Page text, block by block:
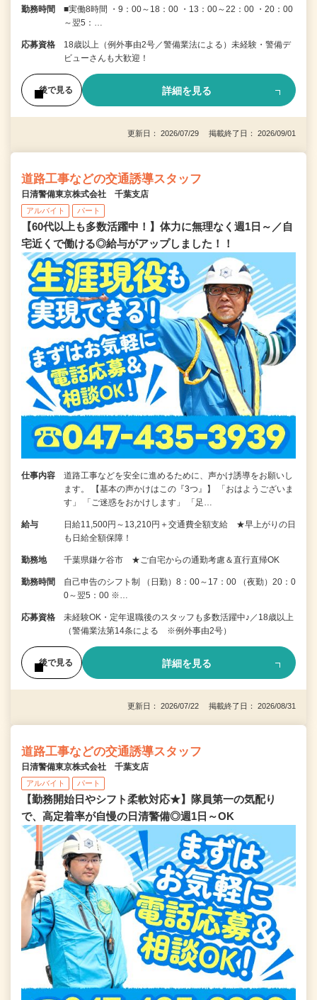
勤務時間
■実働8時間 ・9：00～18：00 ・13：00～22：00 ・20：00
～翌5：…
応募資格
18歳以上（例外事由2号／警備業法による）未経験・警備デ
ビューさんも大歓迎！
後で見る 詳細を見る
更新日： 2026/07/29 掲載終了日： 2026/09/01
道路工事などの交通誘導スタッフ
日清警備東京株式会社 千葉支店
アルバイト パート
【60代以上も多数活躍中！】体力に無理なく週1日～／自
宅近くで働ける◎給与がアップしました！！
仕事内容
道路工事などを安全に進めるために、声かけ誘導をお願いし
ます。 【基本の声かけはこの『3つ』】 「おはようございま
す」 「ご迷惑をおかけします」 「足…
給与
日給11,500円～13,210円＋交通費全額支給 ★早上がりの日
も日給全額保障！
勤務地 千葉県鎌ケ谷市 ★ご自宅からの通勤考慮＆直行直帰OK
勤務時間
自己申告のシフト制 （日勤）8：00～17：00 （夜勤）20：0
0～翌5：00 ※…
応募資格
未経験OK・定年退職後のスタッフも多数活躍中♪／18歳以上
（警備業法第14条による ※例外事由2号）
後で見る 詳細を見る
更新日： 2026/07/22 掲載終了日： 2026/08/31
道路工事などの交通誘導スタッフ
日清警備東京株式会社 千葉支店
アルバイト パート
【勤務開始日やシフト柔軟対応★】隊員第一の気配り
で、高定着率が自慢の日清警備◎週1日～OK